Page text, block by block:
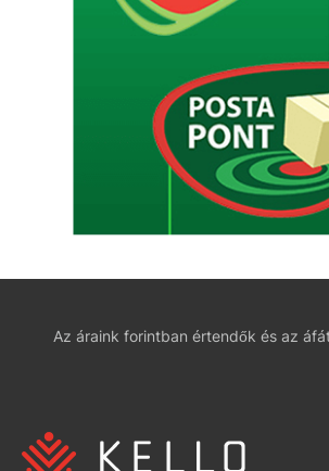
Az áraink forintban értendők és az